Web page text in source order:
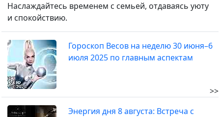
Наслаждайтесь временем с семьей, отдаваясь уюту
и спокойствию.
Гороскоп Весов на неделю 30 июня–6
июля 2025 по главным аспектам
>>
Энергия дня 8 августа: Встреча с